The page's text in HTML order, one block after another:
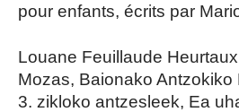
pour enfants, écrits par
Louane Feuillaude
Mozas, Baionako Antzokiko
3. zikloko antzesleek, Ea